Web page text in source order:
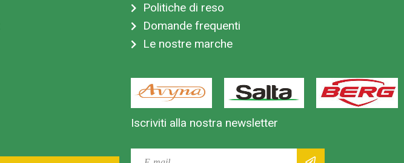
Politiche di reso
Domande frequenti
Le nostre marche
Iscriviti alla nostra newsletter